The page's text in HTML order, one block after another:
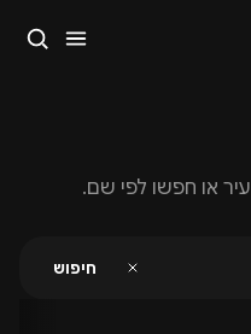
או חפשו לפי שם.
חיפוש
סגור
שם חג.